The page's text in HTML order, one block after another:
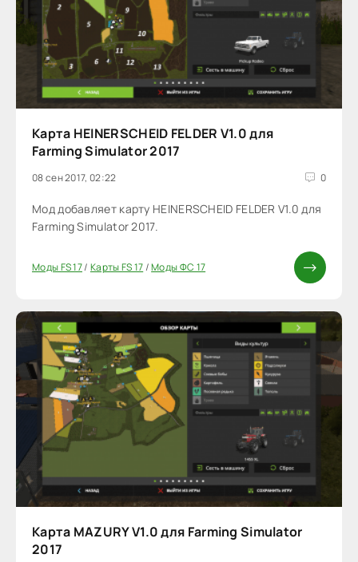
Карта HEINERSCHEID FELDER V1.0 для
Farming Simulator 2017
08 сен 2017, 02:22 0
Мод добавляет карту HEINERSCHEID FELDER V1.0 для
Farming Simulator 2017.
Моды FS 17/ Карты FS 17/Моды ФС 17
Карта MAZURY V1.0 для Farming Simulator
2017